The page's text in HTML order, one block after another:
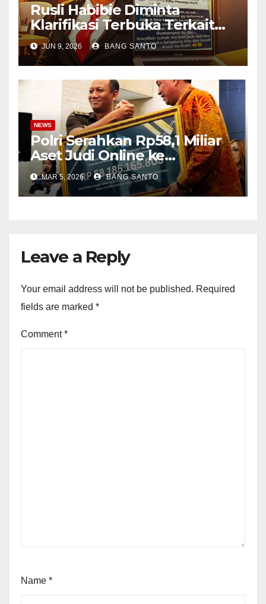
Rusli Habibie Diminta
Klarifikasi Terbuka Terkait
Unggahan Edhy P.
Nurkamiden di Sosial Media
Dalam Kasus Pembacokan
Jurnalis 2021
JUN 9, 2026 BANG SANTO
NEWS
Polri Serahkan Rp58,1 Miliar
Aset Judi Online ke
Kejaksaan, Berasal dari 133
Rekening
MAR 5, 2026 BANG SANTO
Leave a Reply
Your email address will not be published. Required
fields are marked *
Comment*
Name *